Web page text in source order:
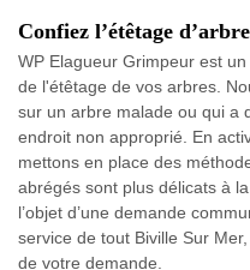
Confiez l’étêtage
WP Elagueur Grimpeur est
de l'étêtage de vos arbres.
sur un arbre malade ou qui a
endroit non approprié. En
mettons en place des
abrégés sont plus délicats à
l’objet d’une demande
service de tout Biville Sur
de votre demande.